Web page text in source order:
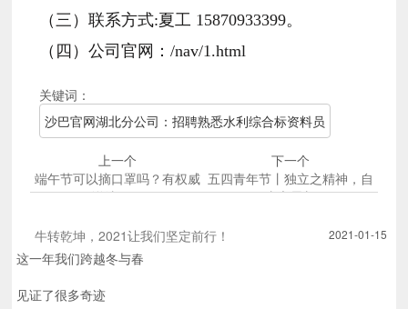
（三）联系方式:夏工 15870933399。
（四）公司官网：/nav/1.html
关键词：
沙巴官网湖北分公司：招聘熟悉水利综合标资料员
上一个
端午节可以摘口罩吗？有权威
说法了！
下一个
五四青年节丨独立之精神，自
由之思想
牛转乾坤，2021让我们坚定前行！ 2021-01-15
这一年我们跨越冬与春
见证了很多奇迹